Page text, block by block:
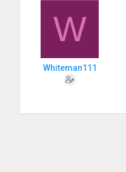
W
Whiteman111